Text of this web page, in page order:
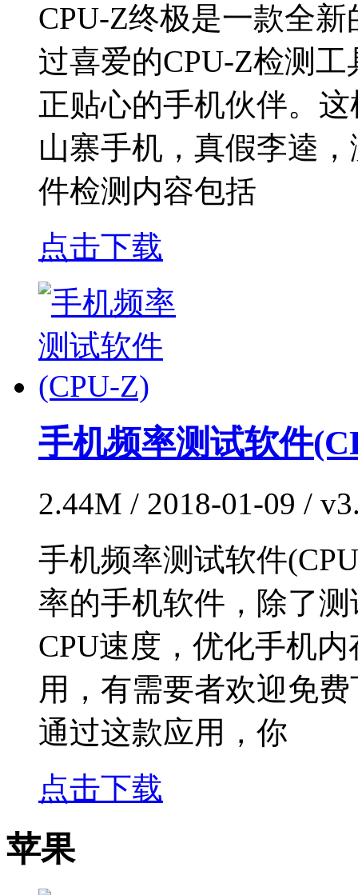
CPU-Z终极是一款全
过喜爱的CPU-Z检测
正贴心的手机伙伴。
山寨手机，真假李逵
件检测内容包括
点击下载
手机频率测试软件
2.44M / 2018-01-09 /
手机频率测试软件
率的手机软件，除了
CPU速度，优化手机
用，有需要者欢迎免
通过这款应用，你
点击下载
苹果